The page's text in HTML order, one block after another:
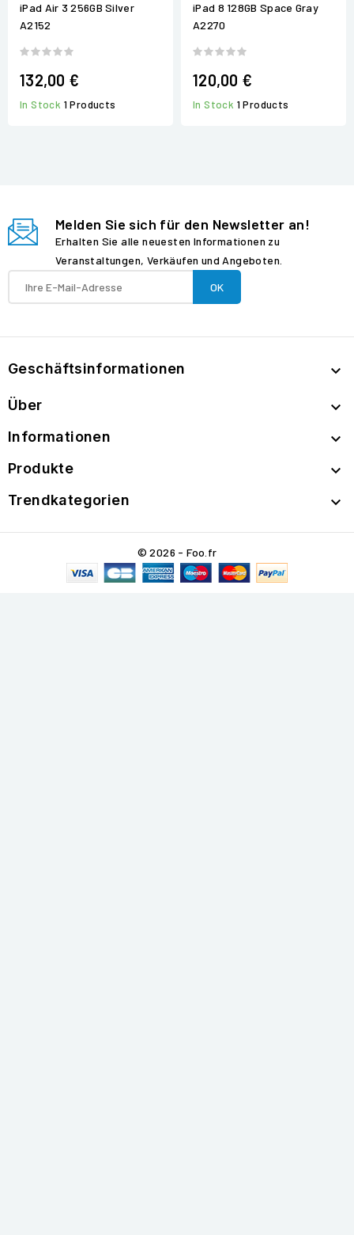
iPad Air 3 256GB Silver
A2152
132,00 €
In Stock 1 Products
iPad 8 128GB Space Gray
A2270
120,00 €
In Stock 1 Products
Melden Sie sich für den Newsletter an!
Erhalten Sie alle neuesten Informationen zu
Veranstaltungen, Verkäufen und Angeboten.
Geschäftsinformationen 
Über 
Informationen 
Produkte 
Trendkategorien 
© 2026 - Foo.fr